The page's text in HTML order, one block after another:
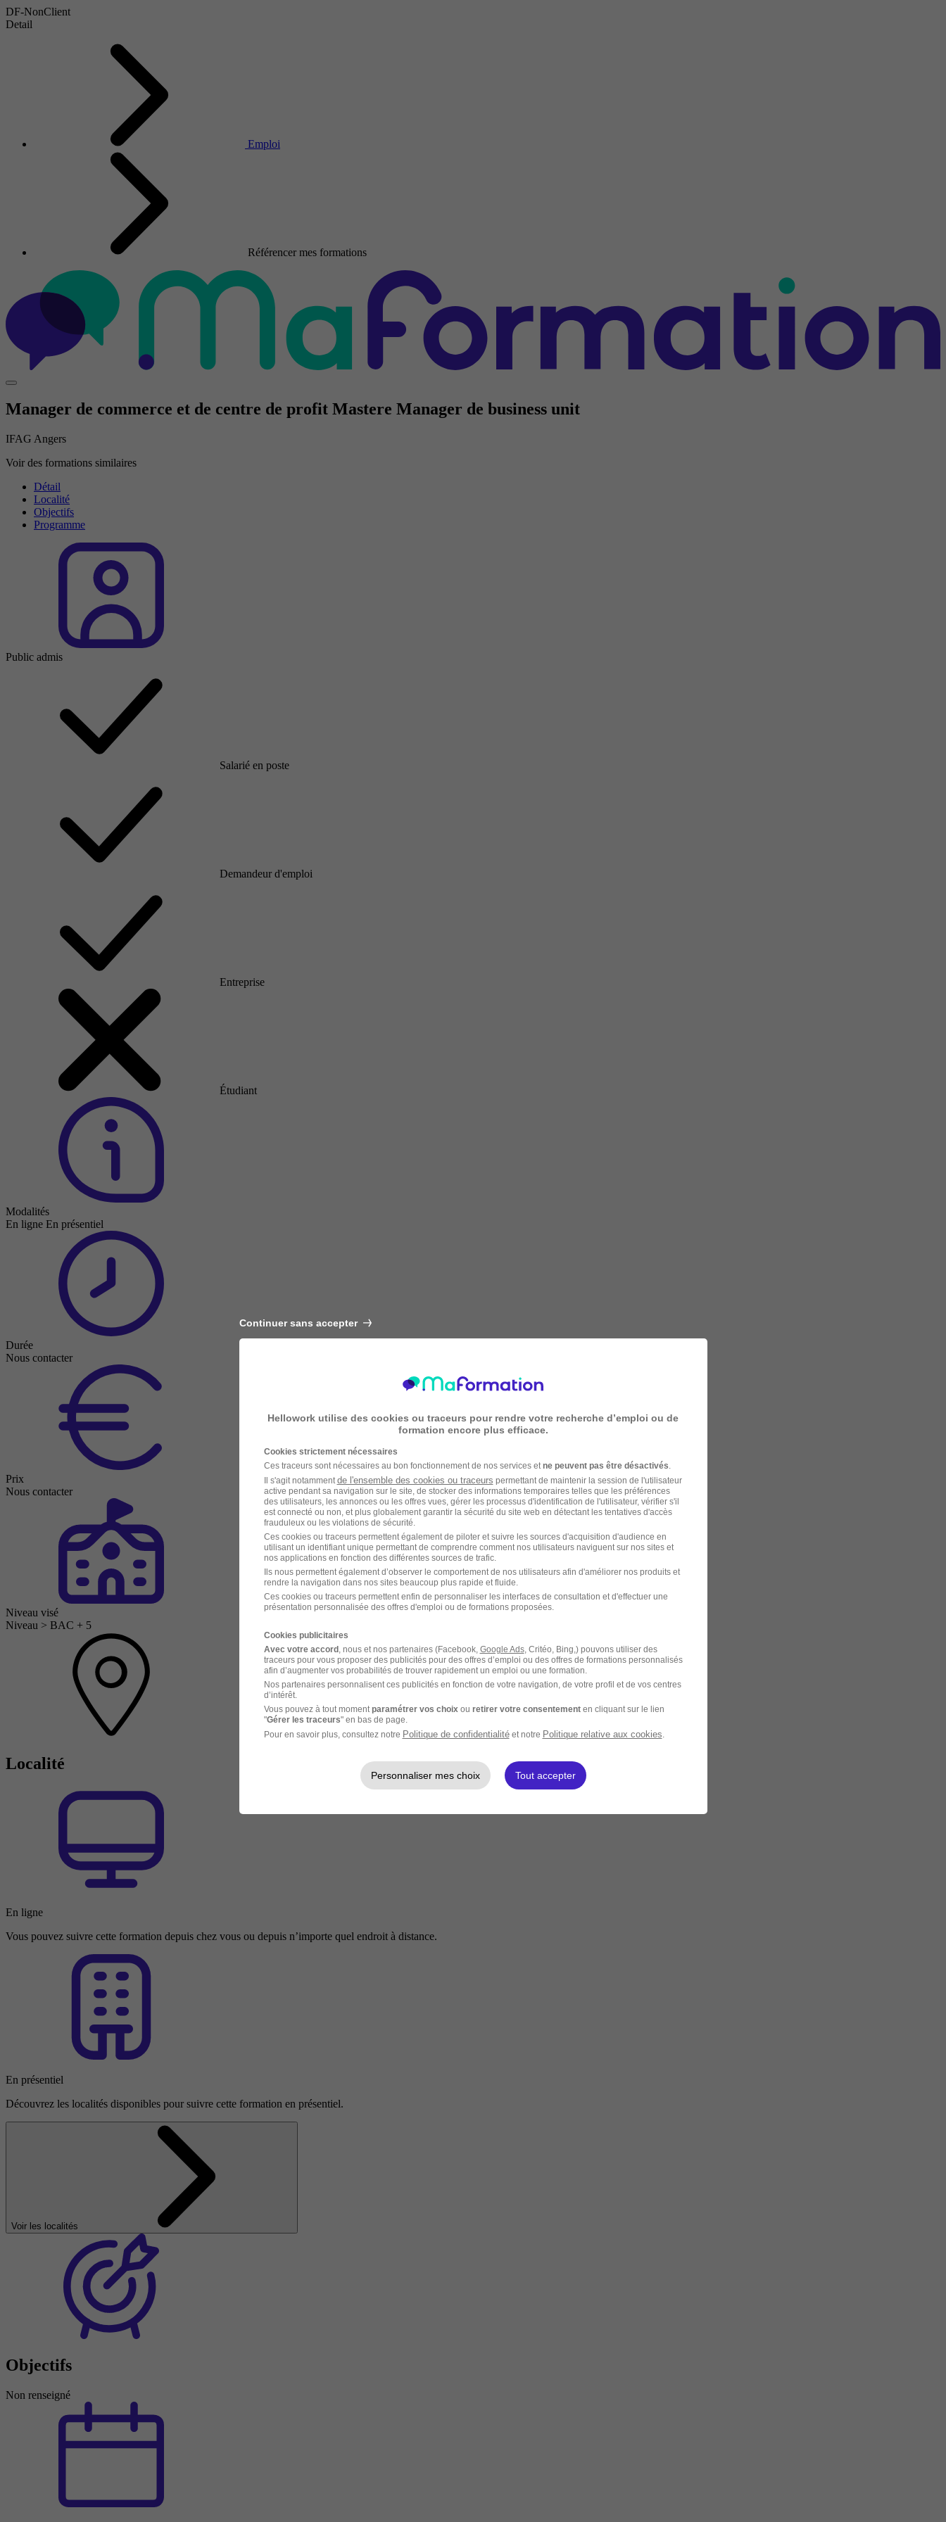
DF-NonClient
Detail
Emploi
Référencer mes formations
Manager de commerce et de centre de profit Mastere Manager de business unit
IFAG Angers
Voir des formations similaires
Détail
Localité
Objectifs
Programme
Public admis
Salarié en poste
Demandeur d'emploi
Entreprise
Étudiant
Modalités
En ligne En présentiel
Durée
Nous contacter
Prix
Nous contacter
Niveau visé
Niveau > BAC + 5
Localité
En ligne
Vous pouvez suivre cette formation depuis chez vous ou depuis n’importe quel endroit à distance.
En présentiel
Découvrez les localités disponibles pour suivre cette formation en présentiel.
Voir les localités
Objectifs
Non renseigné
Continuer sans accepter
Hellowork utilise des cookies ou traceurs pour rendre votre recherche d’emploi ou de
formation encore plus efficace.
Cookies strictement nécessaires
Ces traceurs sont nécessaires au bon fonctionnement de nos services et ne peuvent pas être désactivés
Il s'agit notamment de l'ensemble des cookies ou traceurs permettant de maintenir la session de l'utilisateur
active pendant sa navigation sur le site, de stocker des informations temporaires telles que les préférences
des utilisateurs, les annonces ou les offres vues, gérer les processus d'identification de l'utilisateur, vérifier s'il
est connecté ou non, et plus globalement garantir la sécurité du site web en détectant les tentatives d'accès
frauduleux ou les violations de sécurité.
Ces cookies ou traceurs permettent également de piloter et suivre les sources d'acquisition d'audience en
utilisant un identifiant unique permettant de comprendre comment nos utilisateurs naviguent sur nos sites et
nos applications en fonction des différentes sources de trafic.
Ils nous permettent également d’observer le comportement de nos utilisateurs afin d'améliorer nos produits et
rendre la navigation dans nos sites beaucoup plus rapide et fluide.
Ces cookies ou traceurs permettent enfin de personnaliser les interfaces de consultation et d'effectuer une
présentation personnalisée des offres d'emploi ou de formations proposées.
Cookies publicitaires
Avec votre accord, nous et nos partenaires (Facebook, Google Ads, Critéo, Bing,) pouvons utiliser des
traceurs pour vous proposer des publicités pour des offres d’emploi ou des offres de formations personnalisés
afin d’augmenter vos probabilités de trouver rapidement un emploi ou une formation.
Nos partenaires personnalisent ces publicités en fonction de votre navigation, de votre profil et de vos centres
d’intérêt.
Vous pouvez à tout moment paramétrer vos choix ou retirer votre consentementen cliquant sur le lien
"Gérer les traceurs" en bas de page.
Pour en savoir plus, consultez notre Politique de confidentialitéet notre Politique relative aux cookies
Personnaliser mes choix Tout accepter